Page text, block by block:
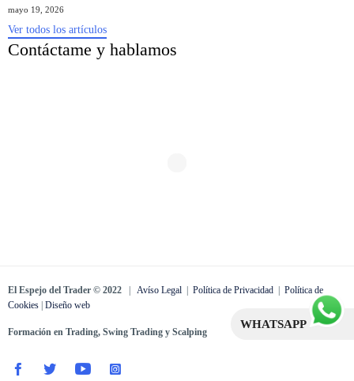
mayo 19, 2026
Ver todos los artículos
Contáctame y hablamos
El Espejo del Trader © 2022 Avíso Legal Política de Privacidad
Política de
Cookies Diseño web
Formación en Trading, Swing Trading y Scalping
WHATSAPP